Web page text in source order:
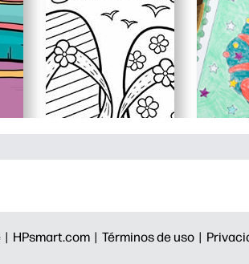
| HPsmart.com | Términos de uso |